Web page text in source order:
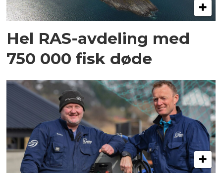
Hel RAS-avdeling med
750 000 fisk døde